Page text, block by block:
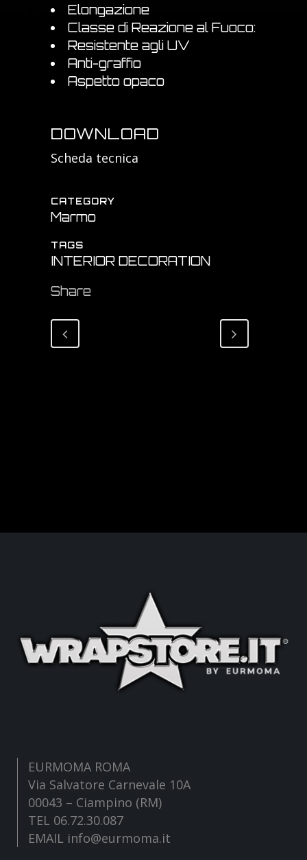
Elongazione
Classe di Reazione al Fuoco:
Resistente agli UV
Anti-graffio
Aspetto opaco
DOWNLOAD
Scheda tecnica
CATEGORY
Marmo
TAGS
INTERIOR DECORATION
Share
EURMOMA ROMA
Via Salvatore Carnevale 10A
00043 – Ciampino (RM)
TEL 06.72.30.087
EMAIL info@eurmoma.it